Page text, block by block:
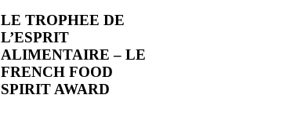
LE TROPHEE DE
L’ESPRIT
ALIMENTAIRE – LE
FRENCH FOOD
SPIRIT AWARD